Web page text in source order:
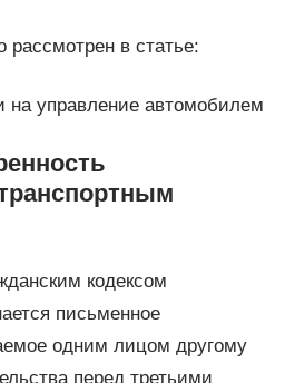
рассмотрен в статье:
на управление автомобилем
кодексом
письменное
одним лицом другому
перед третьими